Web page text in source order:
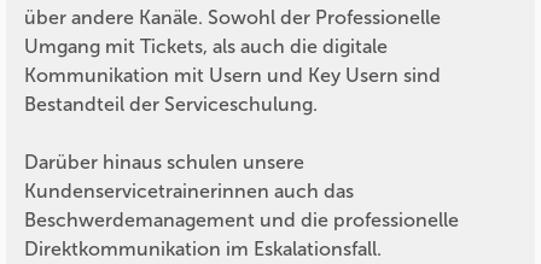
über andere Kanäle. Sowohl der Professionelle
Umgang mit Tickets, als auch die digitale
Kommunikation mit Usern und Key Usern sind
Bestandteil der Serviceschulung.
Darüber hinaus schulen unsere
Kundenservicetrainerinnen auch das
Beschwerdemanagement und die professionelle
Direktkommunikation im Eskalationsfall.